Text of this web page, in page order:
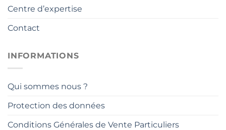
Centre d’expertise
Contact
INFORMATIONS
Qui sommes nous ?
Protection des données
Conditions Générales de Vente Particuliers